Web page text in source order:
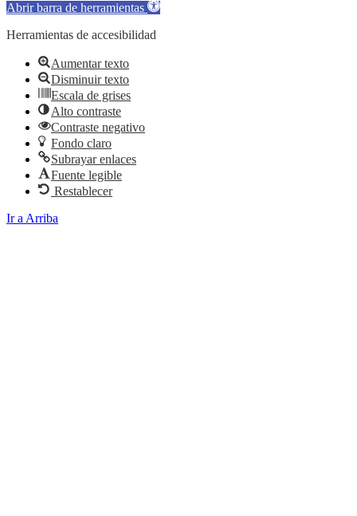
Abrir barra de herramientas
Herramientas de accesibilidad
Aumentar texto
Disminuir texto
Escala de grises
Alto contraste
Contraste negativo
Fondo claro
Subrayar enlaces
Fuente legible
Restablecer
Ir a Arriba